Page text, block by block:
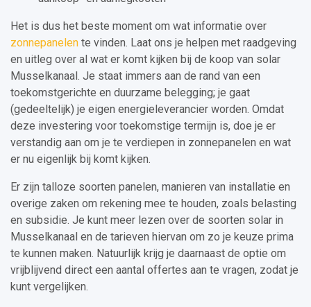
Het is dus het beste moment om wat informatie over
zonnepanelen te vinden. Laat ons je helpen met raadgeving
en uitleg over al wat er komt kijken bij de koop van solar
Musselkanaal. Je staat immers aan de rand van een
toekomstgerichte en duurzame belegging; je gaat
(gedeeltelijk) je eigen energieleverancier worden. Omdat
deze investering voor toekomstige termijn is, doe je er
verstandig aan om je te verdiepen in zonnepanelen en wat
er nu eigenlijk bij komt kijken.
Er zijn talloze soorten panelen, manieren van installatie en
overige zaken om rekening mee te houden, zoals belasting
en subsidie. Je kunt meer lezen over de soorten solar in
Musselkanaal en de tarieven hiervan om zo je keuze prima
te kunnen maken. Natuurlijk krijg je daarnaast de optie om
vrijblijvend direct een aantal offertes aan te vragen, zodat je
kunt vergelijken.